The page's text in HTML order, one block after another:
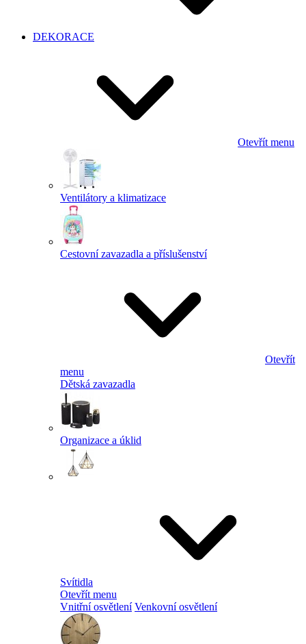
DEKORACE
Otevřít menu
Ventilátory a klimatizace
Cestovní zavazadla a příslušenství
Otevřít
menu
Dětská zavazadla
Organizace a úklid
Svítidla
Otevřít menu
Vnitřní osvětlení Venkovní osvětlení